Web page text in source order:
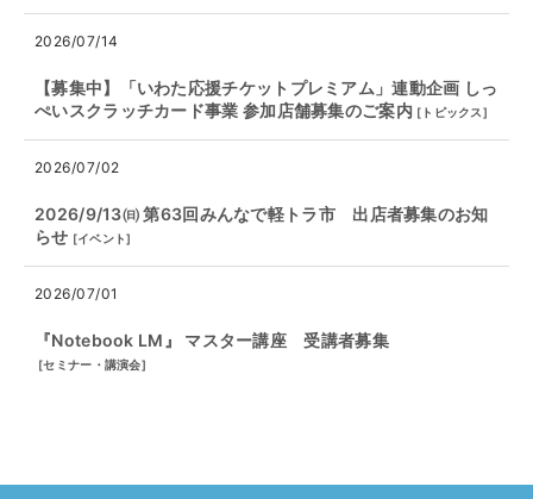
2026/07/14
【募集中】「いわた応援チケットプレミアム」連動企画 しっ
ぺいスクラッチカード事業 参加店舗募集のご案内 [ トピックス]
2026/07/02
2026/9/13㈰ 第63回みんなで軽トラ市 出店者募集のお知
らせ [イベント]
2026/07/01
『Notebook LM』 マスター講座 受講者募集
[セミナー・講演会]